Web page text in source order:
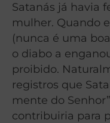
Satanás já havia
mulher. Quando
(nunca é uma
o diabo a
proibido.
registros que
mente do
contribuiria para